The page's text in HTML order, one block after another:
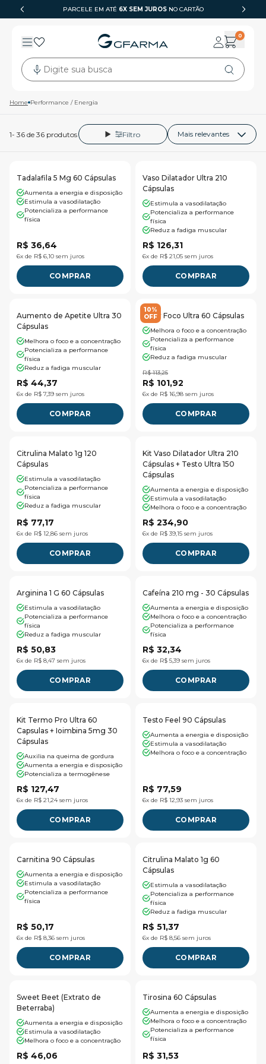
GFARMA
PARCELE EM ATÉ 6X SEM JUROSNO CARTÃO
0
Digite sua busca
Home Performance / Energia
1- 36 de 36 produtos Filtro
Tadalafila 5 Mg 60 Cápsulas
Aumenta a energia e disposição
Estimula a vasodilatação
Potencializa a performance
física
R$ 36,64
6x de R$ 6,10 sem juros
COMPRAR
Vaso Dilatador Ultra 210
Cápsulas
Estimula a vasodilatação
Potencializa a performance
física
Reduz a fadiga muscular
R$ 126,31
6x de R$ 21,05 sem juros
COMPRAR
Aumento de Apetite Ultra 30
Cápsulas
Melhora o foco e a concentração
Potencializa a performance
física
Reduz a fadiga muscular
R$ 44,37
6x de R$ 7,39 sem juros
COMPRAR
10%
OFF
Hiper Foco Ultra 60 Cápsulas
Melhora o foco e a concentração
Potencializa a performance
física
Reduz a fadiga muscular
R$ 113,25
R$ 101,92
6x de R$ 16,98 sem juros
COMPRAR
Citrulina Malato 1g 120
Cápsulas
Estimula a vasodilatação
Potencializa a performance
física
Reduz a fadiga muscular
R$ 77,17
6x de R$ 12,86 sem juros
COMPRAR
Kit Vaso Dilatador Ultra 210
Cápsulas + Testo Ultra 150
Cápsulas
Aumenta a energia e disposição
Estimula a vasodilatação
Melhora o foco e a concentração
R$ 234,90
6x de R$ 39,15 sem juros
COMPRAR
Arginina 1 G 60 Cápsulas
Estimula a vasodilatação
Potencializa a performance
física
Reduz a fadiga muscular
R$ 50,83
6x de R$ 8,47 sem juros
COMPRAR
Cafeína 210 mg - 30 Cápsulas
Aumenta a energia e disposição
Melhora o foco e a concentração
Potencializa a performance
física
R$ 32,34
6x de R$ 5,39 sem juros
COMPRAR
Kit Termo Pro Ultra 60
Capsulas + Ioimbina 5mg 30
Cápsulas
Auxilia na queima de gordura
Aumenta a energia e disposição
Potencializa a termogênese
R$ 127,47
6x de R$ 21,24 sem juros
COMPRAR
Testo Feel 90 Cápsulas
Aumenta a energia e disposição
Estimula a vasodilatação
Melhora o foco e a concentração
R$ 77,59
6x de R$ 12,93 sem juros
COMPRAR
Carnitina 90 Cápsulas
Aumenta a energia e disposição
Estimula a vasodilatação
Potencializa a performance
física
R$ 50,17
6x de R$ 8,36 sem juros
COMPRAR
Citrulina Malato 1g 60
Cápsulas
Estimula a vasodilatação
Potencializa a performance
física
Reduz a fadiga muscular
R$ 51,37
6x de R$ 8,56 sem juros
COMPRAR
Sweet Beet (Extrato de
Beterraba)
Aumenta a energia e disposição
Estimula a vasodilatação
Melhora o foco e a concentração
R$ 46,06
Tirosina 60 Cápsulas
Aumenta a energia e disposição
Melhora o foco e a concentração
Potencializa a performance
física
R$ 31,53